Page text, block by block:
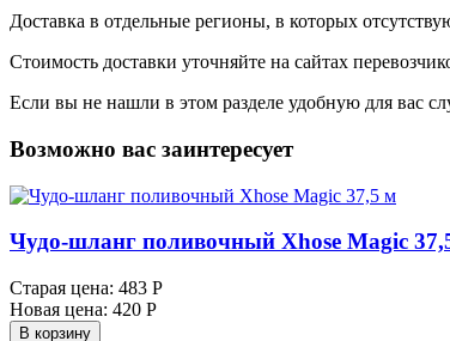
Доставка в отдельные регионы, в которых
Стоимость доставки уточняйте на сайтах
Если вы не нашли в этом разделе удобную для вас
Возможно вас заинтересует
Чудо-шланг поливочный Xhose Magic
Старая цена: 483 Р
Новая цена: 420 Р
В корзину